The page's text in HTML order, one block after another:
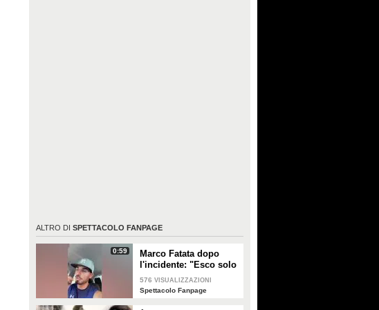
ALTRO DI SPETTACOLO FANPAGE
0:59
Marco Fatata dopo
l'incidente: "Esco solo
di sera, i primi tempi
non riuscivo a
576 VISUALIZZAZIONI
Spettacolo Fanpage